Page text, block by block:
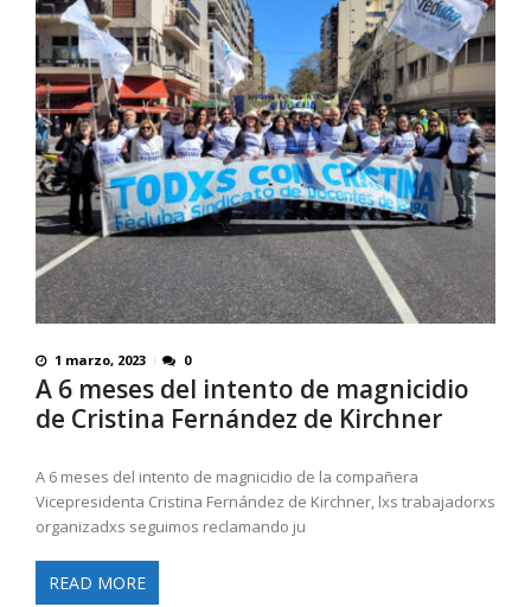
1 marzo, 2023 0
A 6 meses del intento de magnicidio
de Cristina Fernández de Kirchner
A 6 meses del intento de magnicidio de la compañera
Vicepresidenta Cristina Fernández de Kirchner, lxs trabajadorxs
organizadxs seguimos reclamando ju
READ MORE